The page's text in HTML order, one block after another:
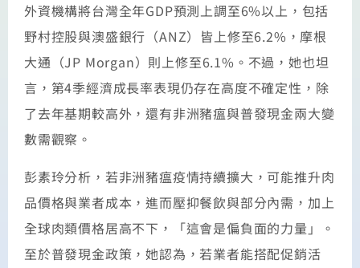
外資機構將台灣全年GDP預測上調至6%以上，包括
野村控股與澳盛銀行（ANZ）皆上修至6.2%，摩根
大通（JP Morgan）則上修至6.1%。不過，她也坦
言，第4季經濟成長率表現仍存在高度不確定性，除
了去年基期較高外，還有非洲豬瘟與普發現金兩大變
數需觀察。
彭素玲分析，若非洲豬瘟疫情持續擴大，可能推升肉
品價格與業者成本，進而壓抑餐飲與部分內需，加上
全球肉類價格居高不下，「這會是偏負面的力量」。
至於普發現金政策，她認為，若業者能搭配促銷活